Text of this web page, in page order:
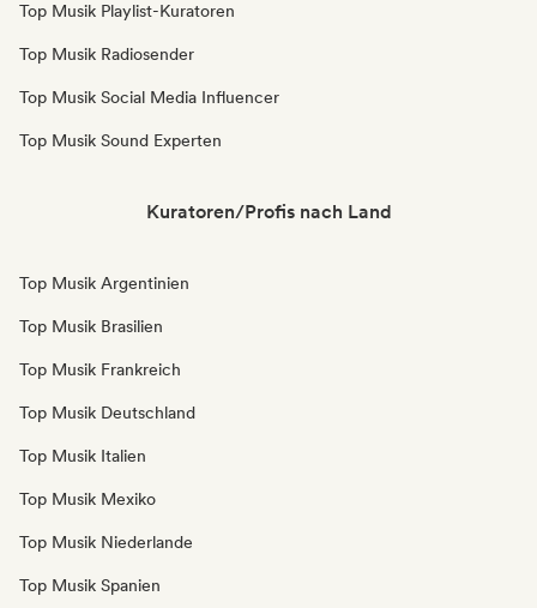
Top Musik Playlist-Kuratoren
Top Musik Radiosender
Top Musik Social Media Influencer
Top Musik Sound Experten
Kuratoren/Profis nach Land
Top Musik Argentinien
Top Musik Brasilien
Top Musik Frankreich
Top Musik Deutschland
Top Musik Italien
Top Musik Mexiko
Top Musik Niederlande
Top Musik Spanien